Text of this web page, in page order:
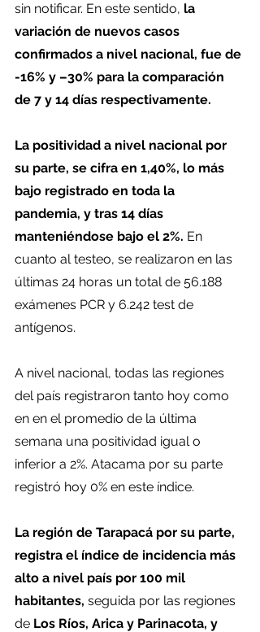
sin notificar. En este sentido, la
variación de nuevos casos
confirmados a nivel nacional, fue de
-16% y –30% para la comparación
de 7 y 14 días respectivamente.
La positividad a nivel nacional por
su parte, se cifra en 1,40%, lo más
bajo registrado en toda la
pandemia, y tras 14 días
manteniéndose bajo el 2%. En
cuanto al testeo, se realizaron en las
últimas 24 horas un total de 56.188
exámenes PCR y 6.242 test de
antígenos.
A nivel nacional, todas las regiones
del país registraron tanto hoy como
en en el promedio de la última
semana una positividad igual o
inferior a 2%. Atacama por su parte
registró hoy 0% en este índice.
La región de Tarapacá por su parte,
registra el índice de incidencia más
alto a nivel país por 100 mil
habitantes, seguida por las regiones
de Los Ríos, Arica y Parinacota, y